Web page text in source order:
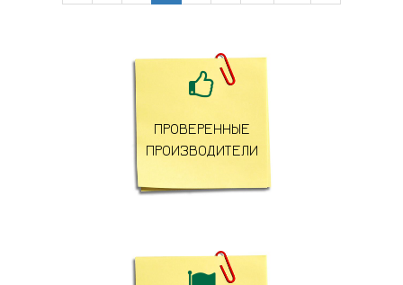

ПРОВЕРЕННЫЕ
ПРОИЗВОДИТЕЛИ